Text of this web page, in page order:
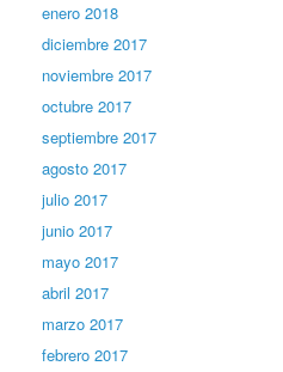
enero 2018
diciembre 2017
noviembre 2017
octubre 2017
septiembre 2017
agosto 2017
julio 2017
junio 2017
mayo 2017
abril 2017
marzo 2017
febrero 2017